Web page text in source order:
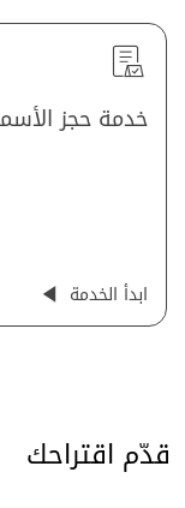
خدمة حجز
ابدأ الخدمة
قدّم اقتراحك